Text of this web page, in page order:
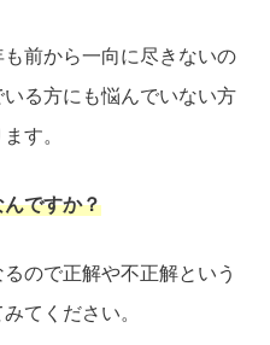
前から一向に尽きないの
る方にも悩んでいない方
す。
ですか？
ので正解や不正解という
てください。